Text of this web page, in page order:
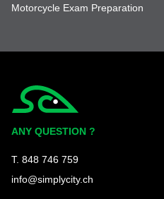
Motorcycle Exam Preparation
ANY QUESTION ?
T. 848 746 759
info@simplycity.ch